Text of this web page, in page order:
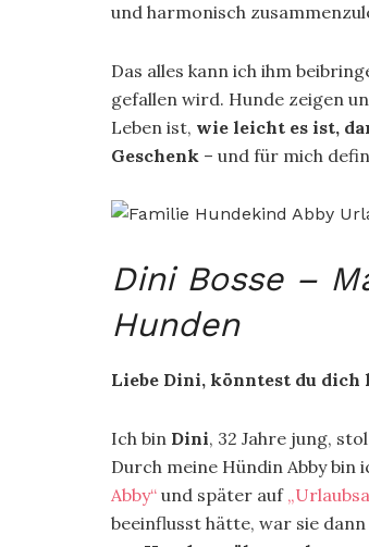
und harmonisch
Das alles kann ich ihm
gefallen wird. Hunde zeigen
Leben ist, wie leicht es ist,
Geschenk – und für mich
Dini Bosse –
Hunden
Liebe Dini, könntest du dich
Ich bin Dini, 32 Jahre jung,
Durch meine Hündin Abby bin
Abby“ und später auf
beeinflusst hätte, war sie